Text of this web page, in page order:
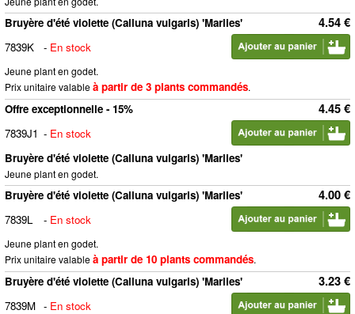
4.54 €
Bruyère d'été violette (Calluna vulgaris) 'Marlies'
7839K
- En stock
Jeune plant en godet.
Prix unitaire valableà partir de 3 plants commandés.
4.45 €
Offre exceptionnelle - 15%
7839J1 - En stock
Bruyère d'été violette (Calluna vulgaris) 'Marlies'
Jeune plant en godet.
4.00 €
Bruyère d'été violette (Calluna vulgaris) 'Marlies'
7839L
- En stock
Jeune plant en godet.
Prix unitaire valableà partir de 10 plants commandés.
3.23 €
Bruyère d'été violette (Calluna vulgaris) 'Marlies'
7839M - En stock